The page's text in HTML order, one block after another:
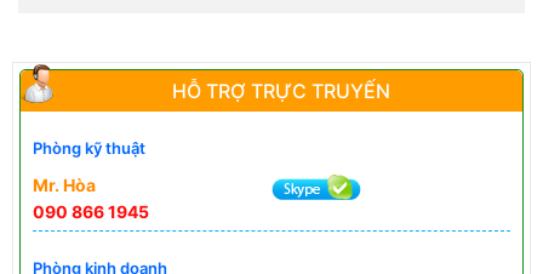
HỖ TRỢ TRỰC TRUYẾN
Phòng kỹ thuật
Mr. Hòa
090 866 1945
Phòng kinh doanh